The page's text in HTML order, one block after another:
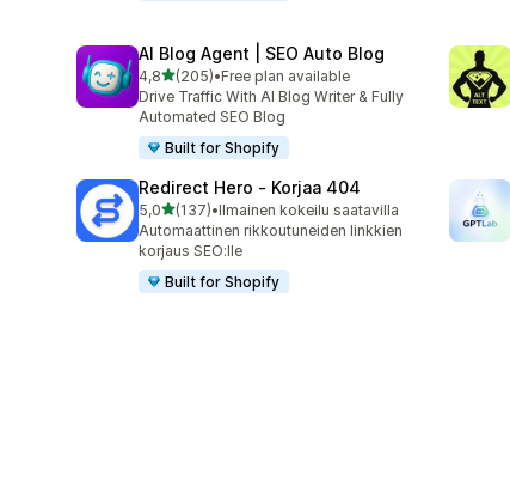
AI Blog Agent | SEO Auto Blog
4,8/ 5 tähteä
(205)
205 arvostelua yhteensä
•Free plan available
Drive Traffic With AI Blog Writer & Fully
Automated SEO Blog
Built for Shopify
Redirect Hero ‑ Korjaa 404
5,0/ 5 tähteä
(137)
137 arvostelua yhteensä
•Ilmainen kokeilu saatavilla
Automaattinen rikkoutuneiden linkkien
korjaus SEO:lle
Built for Shopify